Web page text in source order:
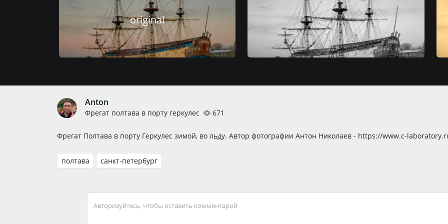
original
Anton
Фрегат полтава в порту геркулес 671
Фрегат Полтава в порту Геркулес зимой, во льду. Автор фотографии Антон Николаев - https://www.c-
полтава санкт-петербург
Авторизуйтесь, чтобы оставить комментарий